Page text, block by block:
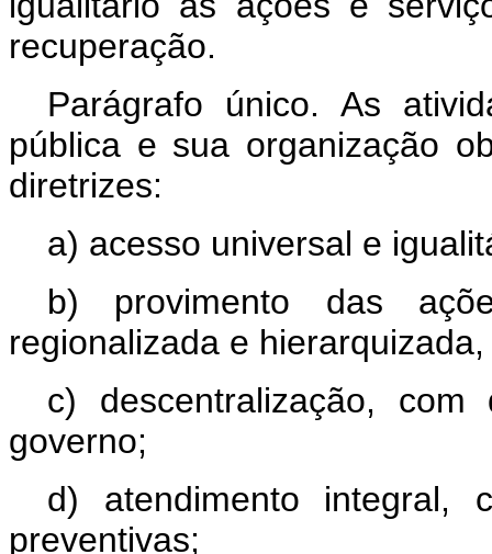
recuperação.
Parágrafo único. As
pública e sua organização
diretrizes:
a) acesso universal e
b) provimento das
regionalizada e
c) descentralização,
governo;
d) atendimento integral,
preventivas;